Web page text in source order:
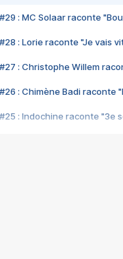
#29 : MC Solaar raconte
#28 : Lorie raconte "Je vais
#27 : Christophe Willem
#26 : Chimène Badi raconte
#25 : Indochine raconte "3e